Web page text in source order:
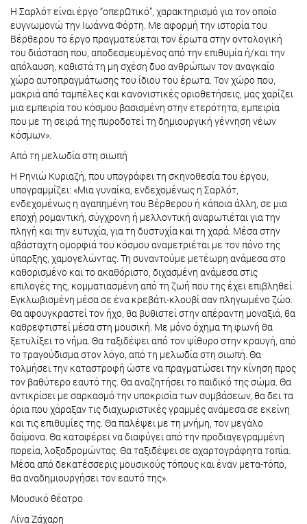
Η Σαρλότ είναι έργο “οπερΩτικό”, χαρακτηρισμό για τον οποίο
ευγνωμονώ την Ιωάννα Φόρτη. Με αφορμή την ιστορία του
Βέρθερου το έργο πραγματεύεται τον έρωτα στην οντολογική
του διάσταση που, αποδεσμευμένος από την επιθυμία ή/και την
απόλαυση, καθιστά τη μη σχέση δυο ανθρώπων τον αναγκαίο
χώρο αυτοπραγμάτωσης του ίδιου του έρωτα. Τον χώρο που,
μακριά από ταμπέλες και κανονιστικές οριοθετήσεις, μας χαρίζει
μια εμπειρία του κόσμου βασισμένη στην ετερότητα, εμπειρία
που με τη σειρά της πυροδοτεί τη δημιουργική γέννηση νέων
κόσμων».
Από τη μελωδία στη σιωπή
Η Ρηνιώ Κυριαζή, που υπογράφει τη σκηνοθεσία του έργου,
υπογραμμίζει: «Μια γυναίκα, ενδεχομένως η Σαρλότ,
ενδεχομένως η αγαπημένη του Βέρθερου ή κάποια άλλη, σε μια
εποχή ρομαντική, σύγχρονη ή μελλοντική αναρωτιέται για την
πληγή και την ευτυχία, για τη δυστυχία και τη χαρά. Μέσα στην
αβάσταχτη ομορφιά του κόσμου αναμετριέται με τον πόνο της
ύπαρξης, χαμογελώντας. Τη συναντούμε μετέωρη ανάμεσα στο
καθορισμένο και το ακαθόριστο, διχασμένη ανάμεσα στις
επιλογές της, κομματιασμένη από τη ζωή που της έχει επιβληθεί.
Εγκλωβισμένη μέσα σε ένα κρεβάτι-κλουβί σαν πληγωμένο ζώο.
Θα αφουγκραστεί τον ήχο, θα βυθιστεί στην απέραντη μοναξιά, θα
καθρεφτιστεί μέσα στη μουσική. Με μόνο όχημα τη φωνή θα
ξετυλίξει το νήμα. Θα ταξιδέψει από τον ψίθυρο στην κραυγή, από
το τραγούδισμα στον λόγο, από τη μελωδία στη σιωπή. Θα
τολμήσει την καταστροφή ώστε να πραγματώσει την κίνηση προς
τον βαθύτερο εαυτό της. Θα αναζητήσει το παιδικό της σώμα. Θα
αντικρίσει με σαρκασμό την υποκρισία των συμβάσεων, θα δει τα
όρια που χάραξαν τις διαχωριστικές γραμμές ανάμεσα σε εκείνη
και τις επιθυμίες της. Θα παλέψει με τη μνήμη, τον μεγάλο
δαίμονα. Θα καταφέρει να διαφύγει από την προδιαγεγραμμένη
πορεία, λοξοδρομώντας. Θα ταξιδέψει σε αχαρτογράφητα τοπία.
Μέσα από δεκατέσσερις μουσικούς τόπους και έναν μετα-τόπο,
θα αναδημιουργήσει τον εαυτό της».
Μουσικό θέατρο
Λίνα Ζάχαρη